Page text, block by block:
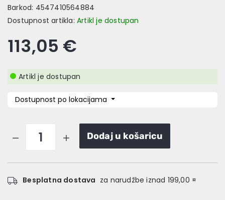
Barkod: 4547410564884
Dostupnost artikla: Artikl je dostupan
113,05 €
Artikl je dostupan
Dostupnost po lokacijama
Dodaj u košaricu
Besplatna dostava za narudžbe iznad 199,00 ¤